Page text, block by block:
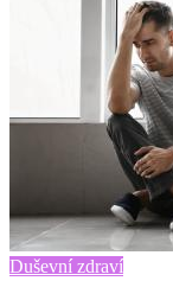
Duševní zdraví